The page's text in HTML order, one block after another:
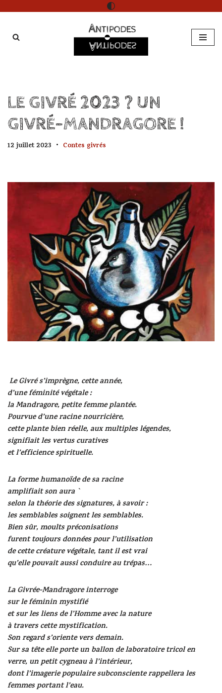
au
LE GIVRÉ 2023 ? UN
GIVRÉ-MANDRAGORE !
12 juillet 2023 Contes givrés
Le Givré s’imprègne, cette année,
d’une féminité végétale :
la Mandragore, petite femme plantée.
Pourvue d’une racine nourricière,
cette plante bien réelle, aux multiples légendes,
signifiait les vertus curatives
et l’efficience spirituelle.
La forme humanoïde de sa racine
amplifiait son aura `
selon la théorie des signatures, à savoir :
les semblables soignent les semblables.
Bien sûr, moults préconisations
furent toujours données pour l’utilisation
de cette créature végétale, tant il est vrai
qu’elle pouvait aussi conduire au trépas…
La Givrée-Mandragore interroge
sur le féminin mystifié
et sur les liens de l’Homme avec la nature
à travers cette mystification.
Son regard s’oriente vers demain.
Sur sa tête elle porte un ballon de laboratoire tricol en
verre, un petit cygneau à l’intérieur,
dont l’imagerie populaire subconsciente rappellera les
femmes portant l’eau.